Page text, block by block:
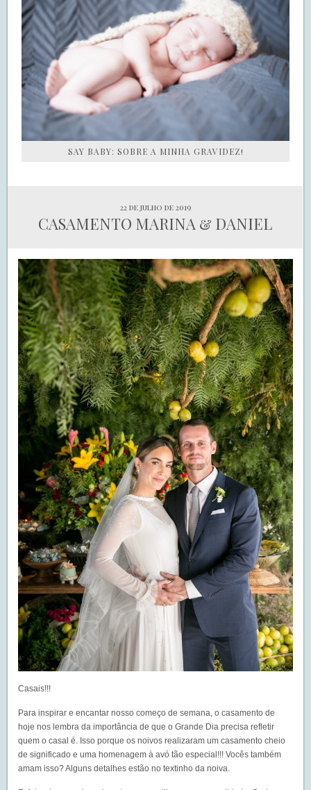
SAY BABY: SOBRE A MINHA GRAVIDEZ!
22 de julho de 2019
CASAMENTO MARINA & DANIEL
Casais!!!
Para inspirar e encantar nosso começo de semana, o casamento de
hoje nos lembra da importância de que o Grande Dia precisa refletir
quem o casal é. Isso porque os noivos realizaram um casamento cheio
de significado e uma homenagem à avó tão especial!!! Vocês também
amam isso? Alguns detalhes estão no textinho da noiva.